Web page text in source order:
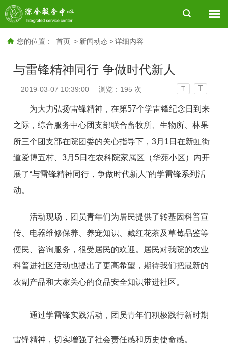
您的位置： 首页 > 新闻动态 > 详细内容
与雷锋精神同行 争做时代新人
2019-03-07 10:39:00 浏览： 195 次 T T
为大力弘扬雷锋精神，在第57个学雷锋纪念日到来
之际，综合服务中心团支部联合畜牧所、生物所、林果
所三个团支部在院团委的关心指导下，3月1日在新虹街
道爱博五村、3月5日在农科院家属区（华苑小区）内开
展了“与雷锋精神同行，争做时代新人”的学雷锋系列活
动。
活动现场，团员青年们为居民提供了转基因科普宣
传、电器维修保养、养宠知识、藏红花茶及草莓品鉴等
便民、咨询服务，很受居民的欢迎。居民对我院的农业
科普进社区活动也提出了更高希望，期待我们把最新的
农副产品和大家关心的食品安全知识带进社区。
通过学雷锋实践活动，团员青年们积极践行新时期
雷锋精神，切实增强了社会责任感和历史使命感。